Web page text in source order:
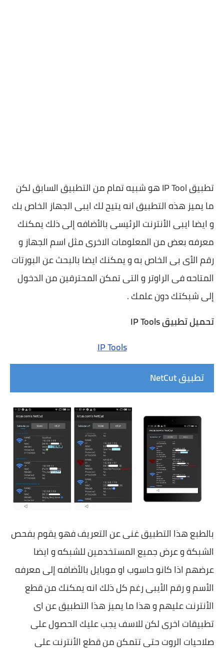
تطبيق IP Tool هو شبيه تمام من التطبيق السابق لكن
ما يميز هذه التطبيق انه يتيح لك ايبى الجهاز الخاص بك
و ايضا ايبى الأنترنت الرئيسى بالأضافه إلى ذلك يمكنك
معرفه بعض من المعلومات الاخرى مثل اسم الجهاز و
رقم الأى بى الخاص به و يمكنك ايضا بالبحث عن البورتات
المتاحه فى الراوتر و التى تمكن المحترقين من الدخول
إلى شبكتك دون علمك .
تحميل تطبيق IP Tools
IP Tools
تطبيق NetCut
بالطبع هذا التطبيق غنى عن التعريف فهو يقوم بفحص
الشبكة و عرض جميع المستخدمين للشبكه و ايضا
عرضهم اذا كانو حاسوب او موبايل بالأضافه إلى معرفه
الأسم و رقم الأيبى رغم كل ذلك انه يمكنك من قطع
الأنترنت عليهم و هذا ما يميز هذا التطبيق عن اى
تطبيقات اخرى لكن للاسف يجب عليك الحصول على
صلاحيات الروت حتى تتمكن من قطع الأنترنت على